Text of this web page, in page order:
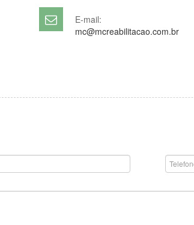
E-mail:
mc@mcreabilitacao.com.br